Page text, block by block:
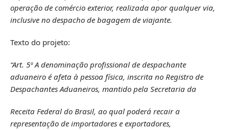
operação de comércio exterior, realizada apor qualquer via,
inclusive no despacho de bagagem de viajante.
Texto do projeto:
“Art. 5º A denominação profissional de despachante
aduaneiro é afeta à pessoa física, inscrita no Registro de
Despachantes Aduaneiros, mantido pela Secretaria da
Receita Federal do Brasil, ao qual poderá recair a
representação de importadores e exportadores,